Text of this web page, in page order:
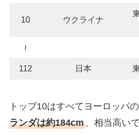
10 ウクライナ
≀
112 日本
トップ10はすべてヨーロッパの
ランダは約184cm、相当高い